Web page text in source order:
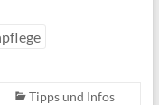
Tipps und Infos